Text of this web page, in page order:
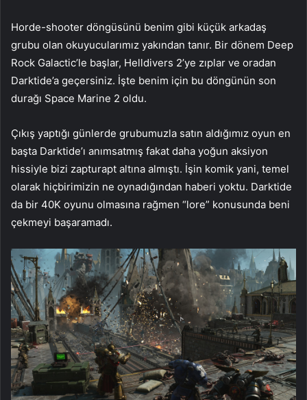
Horde-shooter döngüsünü benim gibi küçük arkadaş
grubu olan okuyucularımız yakından tanır. Bir dönem Deep
Rock Galactic’le başlar, Helldivers 2’ye zıplar ve oradan
Darktide’a geçersiniz. İşte benim için bu döngünün son
durağı Space Marine 2 oldu.
Çıkış yaptığı günlerde grubumuzla satın aldığımız oyun en
başta Darktide’ı anımsatmış fakat daha yoğun aksiyon
hissiyle bizi zapturapt altına almıştı. İşin komik yani, temel
olarak hiçbirimizin ne oynadığından haberi yoktu. Darktide
da bir 40K oyunu olmasına rağmen “lore” konusunda beni
çekmeyi başaramadı.